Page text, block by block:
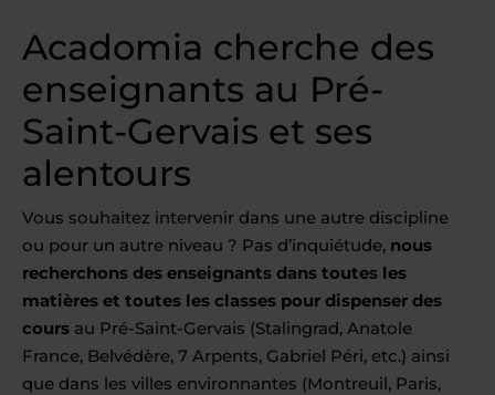
Acadomia cherche des
enseignants au Pré-
Saint-Gervais et ses
alentours
Vous souhaitez intervenir dans une autre discipline
ou pour un autre niveau ? Pas d’inquiétude, nous
recherchons des enseignants dans toutes les
matières et toutes les classes pour dispenser des
cours au Pré-Saint-Gervais (Stalingrad, Anatole
France, Belvédère, 7 Arpents, Gabriel Péri, etc.) ainsi
que dans les villes environnantes (Montreuil, Paris,